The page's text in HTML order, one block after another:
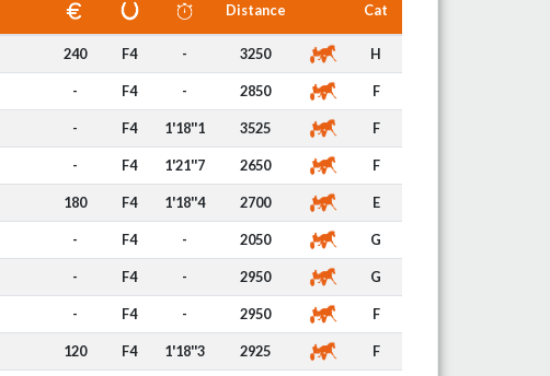
Distance Cat
240 F4 - 3250 H
- F4 - 2850 F
- F4 1'18''1 3525 F
- F4 1'21''7 2650 F
180 F4 1'18''4 2700 E
- F4 - 2050 G
- F4 - 2950 G
- F4 - 2950 F
120 F4 1'18''3 2925 F